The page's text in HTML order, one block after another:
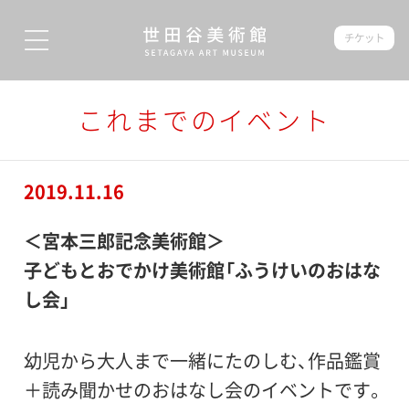
チケット
これまでのイベント
2019.11.16
＜宮本三郎記念美術館＞
子どもとおでかけ美術館「ふうけいのおはな
し会」
幼児から大人まで一緒にたのしむ、作品鑑賞
＋読み聞かせのおはなし会のイベントです。